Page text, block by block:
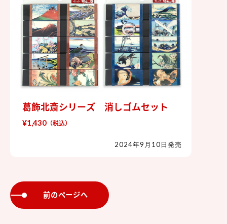
葛飾北斎シリーズ 消しゴムセット
葛飾北斎シリーズ 消しゴムセット
¥1,430 （税込）
2024年9月10日発売
前のページへ